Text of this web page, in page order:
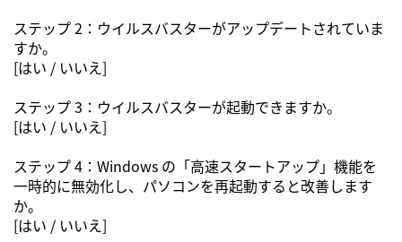
ステップ 2：ウイルスバスターがアップデートされていま
すか。
[はい / いいえ]
ステップ 3：ウイルスバスターが起動できますか。
[はい / いいえ]
ステップ 4：Windows の「高速スタートアップ」機能を
一時的に無効化し、パソコンを再起動すると改善します
か。
[はい / いいえ]